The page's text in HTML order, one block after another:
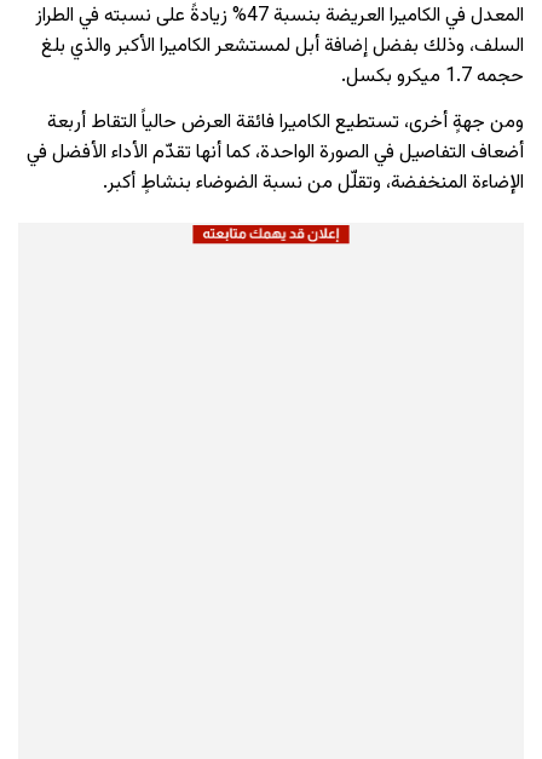
المعدل في الكاميرا العريضة بنسبة 47% زيادةً على نسبته في الطراز
السلف، وذلك بفضل إضافة أبل لمستشعر الكاميرا الأكبر والذي بلغ
حجمه 1.7 ميكرو بكسل.
ومن جهةٍ أخرى، تستطيع الكاميرا فائقة العرض حالياً التقاط أربعة
أضعاف التفاصيل في الصورة الواحدة، كما أنها تقدّم الأداء الأفضل في
الإضاءة المنخفضة، وتقلّل من نسبة الضوضاء بنشاطٍ أكبر.